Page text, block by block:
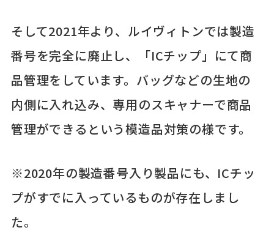
そして2021年より、ルイヴィトンでは製造
番号を完全に廃止し、「ICチップ」にて商
品管理をしています。バッグなどの生地の
内側に入れ込み、専用のスキャナーで商品
管理ができるという模造品対策の様です。
※2020年の製造番号入り製品にも、ICチッ
プがすでに入っているものが存在しまし
た。